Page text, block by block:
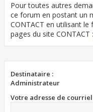
Pour toutes autres
ce forum en postant un
CONTACT en utilisant
pages du site CONTACT :
Destinataire :
Administrateur
Votre adresse de courriel